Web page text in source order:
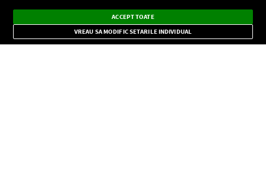
CONFIDENŢIALITATE
Dark
Mode
Radio live, podcasturi, știri și alerte
importante.
×
ACCEPT TOATE
VREAU SA MODIFIC SETARILE INDIVIDUAL